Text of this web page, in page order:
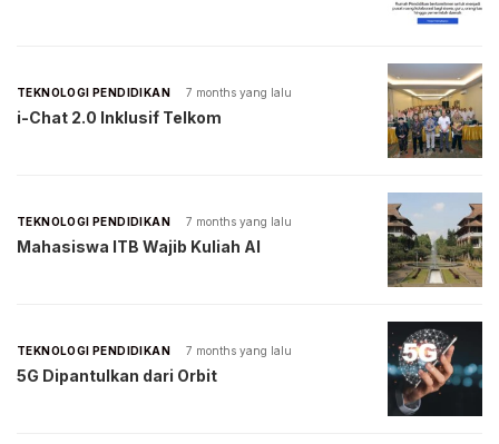
TEKNOLOGI PENDIDIKAN 7 months yang lalu
i-Chat 2.0 Inklusif Telkom
TEKNOLOGI PENDIDIKAN 7 months yang lalu
Mahasiswa ITB Wajib Kuliah AI
TEKNOLOGI PENDIDIKAN 7 months yang lalu
5G Dipantulkan dari Orbit